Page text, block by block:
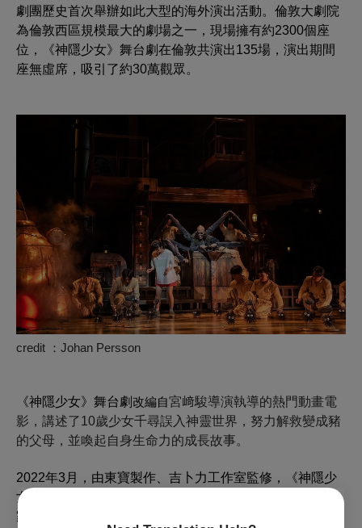
劇團歷史首次舉辦如此大型的海外演出活動。 倫敦大劇院
為倫敦西區規模最大的劇場之一，現場擁有約2300個座
位，
《神隱少女》舞台劇在倫敦共演出135場，演出期間
座無虛席，吸引了約30萬觀眾。
credit ：Johan Persson
《神隱少女》舞台劇改編自宮﨑駿導演執導的熱門動畫電
影，講述了10歲少女千尋誤入神靈世界，努力解救變成豬
的父母，並喚起自身生命力的成長故事。
2022年3月，由東寶製作、吉卜力工作室監修，
《神隱少
女》舞台劇
於東京帝國劇場進行世界首演。本作由英國皇
家莎士比亞劇團（RSC）名譽副總監約翰